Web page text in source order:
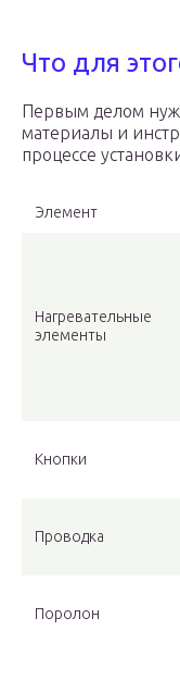
Что для
Первым делом
материалы и
процессе
Элемент
Нагревательные
элементы
Кнопки
Проводка
Поролон